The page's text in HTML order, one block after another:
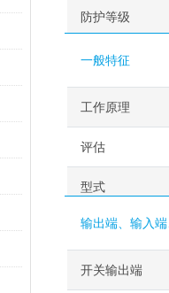
防护等级
一般特征
工作原理
评估
型式
输出端、输入
开关输出端